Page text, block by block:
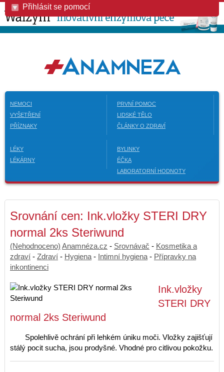
Přihlásit se pomocí
NEMOCI
VYŠETŘENÍ
PŘÍZNAKY
PRVNÍ POMOC
LIDSKÉ TĚLO
ČLÁNKY O ZDRAVÍ
LÉKY
LÉKÁRNY
BYLINKY
ÉČKA
LABORATORNÍ HODNOTY
Srovnání cen: Ink.vložky STERI DRY
normal 2ks Steriwund
(Nehodnoceno) Anamnéza.cz - Srovnávač - Kosmetika a
zdraví - Zdraví - Hygiena - Intimní hygiena - Přípravky na
inkontinenci
Ink.vložky
STERI DRY
normal 2ks Steriwund
Spolehlivě ochrání při lehkém úniku moči. Vložky zajišťují
stálý pocit sucha, jsou prodyšné. Vhodné pro citlivou pokožku.